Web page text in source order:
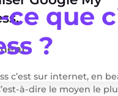
ce que
?
c’est sur internet, en
à-dire le moyen le